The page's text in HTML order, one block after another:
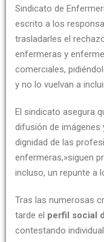
Sindicato de
escrito a los
trasladarles el
enfermeras y
comerciales,
y no lo vuelvan a
El sindicato asegura
difusión de imágenes
dignidad de las
enfermeras,»siguen
incluso, un repunte a
Tras las numerosas
tarde el perfil social
contestando